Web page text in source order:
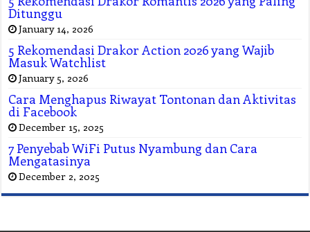
Ditunggu
January 14, 2026
5 Rekomendasi Drakor Action 2026 yang Wajib
Masuk Watchlist
January 5, 2026
Cara Menghapus Riwayat Tontonan dan Aktivitas
di Facebook
December 15, 2025
7 Penyebab WiFi Putus Nyambung dan Cara
Mengatasinya
December 2, 2025